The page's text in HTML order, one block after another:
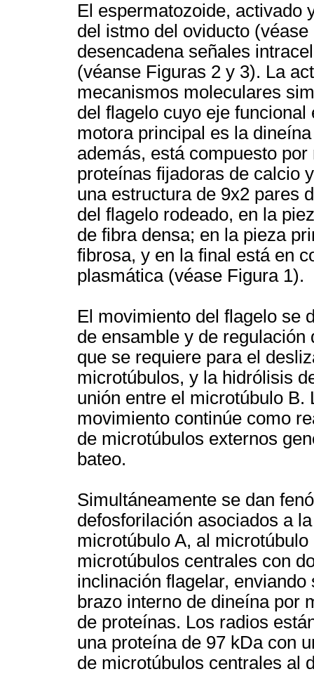
El espermatozoide, activado
del istmo del oviducto
desencadena señales
(véanse Figuras 2 y 3). La
mecanismos moleculares
del flagelo cuyo eje
motora principal es la
además, está compuesto
proteínas fijadoras de calcio
una estructura de 9x2 pares
del flagelo rodeado, en la
de fibra densa; en la pieza
fibrosa, y en la final está en
plasmática (véase Figura 1).
El movimiento del flagelo se
de ensamble y de
que se requiere para el
microtúbulos, y la hidrólisis
unión entre el microtúbulo B.
movimiento continúe como
de microtúbulos externos
bateo.
Simultáneamente se dan
defosforilación asociados a
microtúbulo A, al
microtúbulos centrales con
inclinación flagelar,
brazo interno de dineína por
de proteínas. Los radios
una proteína de 97 kDa con
de microtúbulos centrales al